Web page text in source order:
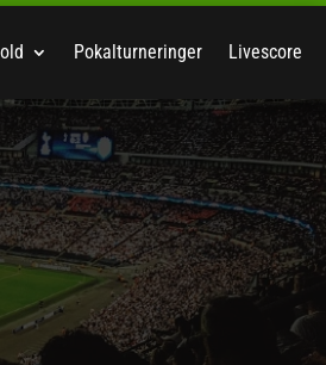
Pokalturneringer Livescore